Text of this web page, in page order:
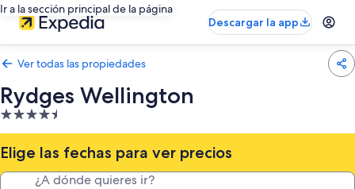
Ir a la sección principal de la página
Descargar la app
Ver todas las propiedades
Rydges Wellington
Propiedad
de
4.5
estrellas
Elige las fechas para ver precios
¿A dónde quieres ir?